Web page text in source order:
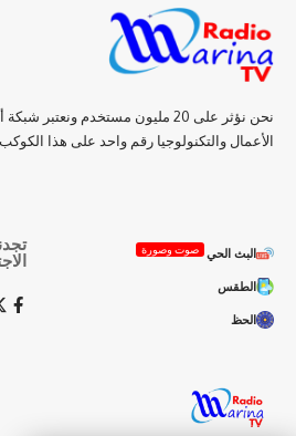
نحن نؤثر على 20 مليون مستخدم ونعتبر شبكة
الأعمال والتكنولوجيا رقم واحد على هذا
البث الحي صوت وصورة
الطقس
الحظ